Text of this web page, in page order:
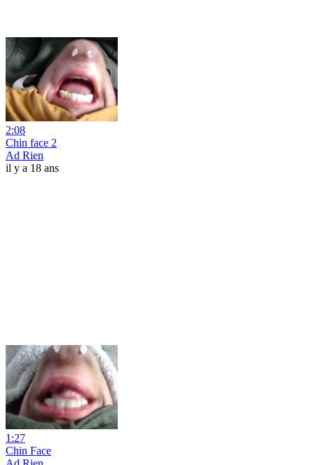
2:08
Chin face 2
Ad Rien
il y a 18 ans
1:27
Chin Face